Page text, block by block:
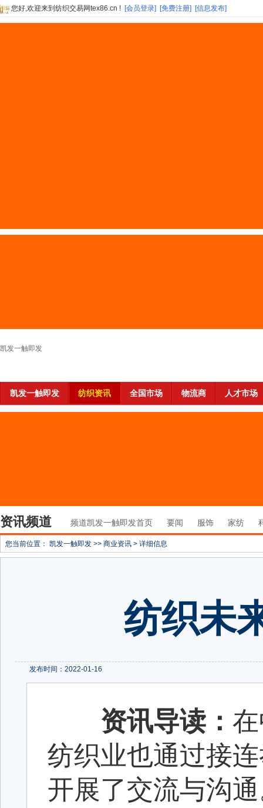
您好,欢迎来到纺织交易网tex86.cn ! [会员登录] [免费注册] [信息发布]
凯发一触即发
凯发一触即发 纺织资讯 全国市场 物流商 人才市场
资讯频道 频道凯发一触即发首页 要闻 服饰 家纺
您当前位置： 凯发一触即发 >> 商业资讯 > 详细信息
纺织未
发布时间：2022-01-16
资讯导读：
纺织业也通过接
开展了交流与沟